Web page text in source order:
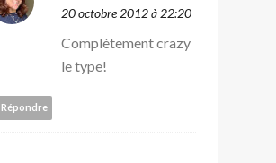
20 octobre 2012 à 22:20
Complètement crazy
le type!
Répondre